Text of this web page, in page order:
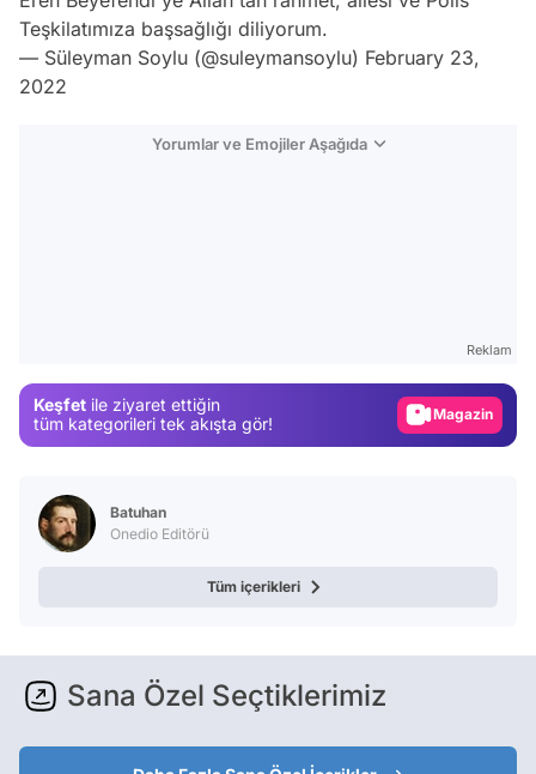
Teşkilatımıza başsağlığı diliyorum.
— Süleyman Soylu (@suleymansoylu) February 23,
2022
Yorumlar ve Emojiler Aşağıda
Reklam
Keşfet ile ziyaret ettiğin
tüm kategorileri tek akışta gör!
Magazin
Batuhan
Onedio Editörü
Tüm içerikleri
Sana Özel Seçtiklerimiz